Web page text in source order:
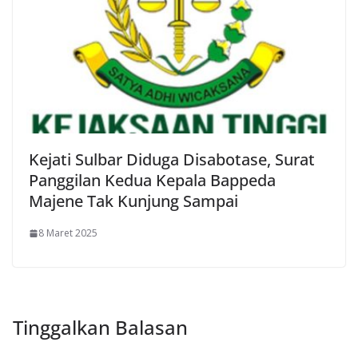
Kejati Sulbar Diduga Disabotase, Surat
Panggilan Kedua Kepala Bappeda
Majene Tak Kunjung Sampai
8 Maret 2025
Tinggalkan Balasan